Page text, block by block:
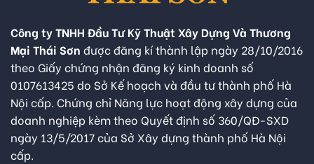
Công ty TNHH Đầu Tư Kỹ Thuật Xây Dựng Và Thương
Mại Thái Sơn được đăng kí thành lập ngày 28/10/2016
theo Giấy chứng nhận đăng ký kinh doanh số
0107613425 do Sở Kế hoạch và đầu tư thành phố Hà
Nội cấp. Chứng chỉ Năng lực hoạt động xây dựng của
doanh nghiệp kèm theo Quyết định số 360/QĐ-SXD
ngày 13/5/2017 của Sở Xây dựng thành phố Hà Nội
cấp.